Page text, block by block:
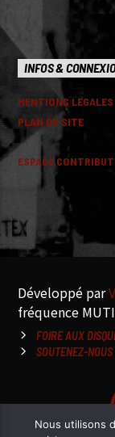
INFOS &
MENTIONS LEGALES
PLAN DU SITE
ESPACE
Développé par
fréquence
FOIRE AUX
SOUTENEZ-NOUS
Nous utilisons